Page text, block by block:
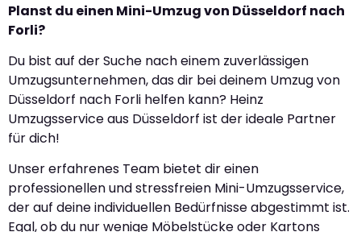
Planst du einen Mini-Umzug von Düsseldorf nach
Forli?
Du bist auf der Suche nach einem zuverlässigen
Umzugsunternehmen, das dir bei deinem Umzug von
Düsseldorf nach Forli helfen kann? Heinz
Umzugsservice aus Düsseldorf ist der ideale Partner
für dich!
Unser erfahrenes Team bietet dir einen
professionellen und stressfreien Mini-Umzugsservice,
der auf deine individuellen Bedürfnisse abgestimmt ist.
Egal, ob du nur wenige Möbelstücke oder Kartons